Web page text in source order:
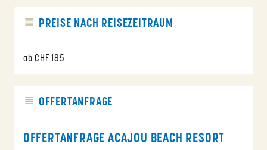
PREISE NACH REISEZEITRAUM
ab CHF 185
OFFERTANFRAGE
OFFERTANFRAGE ACAJOU BEACH RESORT